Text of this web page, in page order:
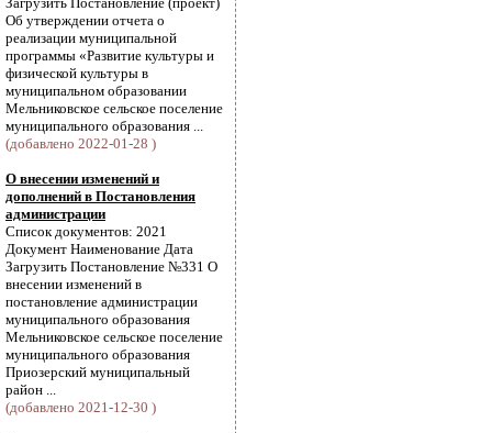
Об утверждении отчета о
реализации муниципальной
программы «Развитие культуры и
физической культуры в
муниципальном образовании
Мельниковское сельское поселение
муниципального образования ...
(добавлено 2022-01-28 )
О внесении изменений и
дополнений в Постановления
администрации
Список документов: 2021
Документ Наименование Дата
Загрузить Постановление №331 О
внесении изменений в
постановление администрации
муниципального образования
Мельниковское сельское поселение
муниципального образования
Приозерский муниципальный
район ...
(добавлено 2021-12-30 )